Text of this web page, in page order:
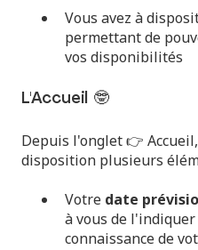
Vous avez à
permettant de
vos disponibilités
L'Accueil 🤓
Depuis l'onglet 👉 Accueil
disposition plusieurs
Votre date
à vous de
connaissance de